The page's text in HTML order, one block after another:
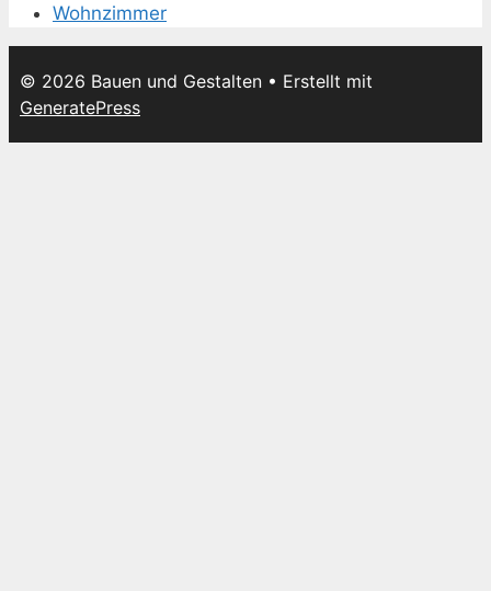
Wohnzimmer
© 2026 Bauen und Gestalten • Erstellt mit
GeneratePress